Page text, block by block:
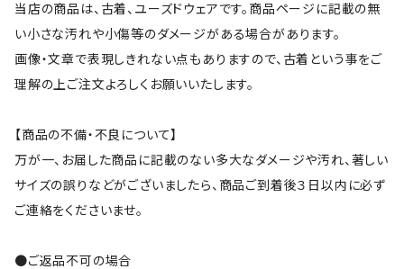
当店の商品は、古着、ユーズドウェアです。商品ページに記載の無
い小さな汚れや小傷等のダメージがある場合があります。
画像・文章で表現しきれない点もありますので、古着という事をご
理解の上ご注文よろしくお願いいたします。
【商品の不備・不良について】
万が一、お届した商品に記載のない多大なダメージや汚れ、著しい
サイズの誤りなどがございましたら、商品ご到着後３日以内に必ず
ご連絡をくださいませ。
●ご返品不可の場合